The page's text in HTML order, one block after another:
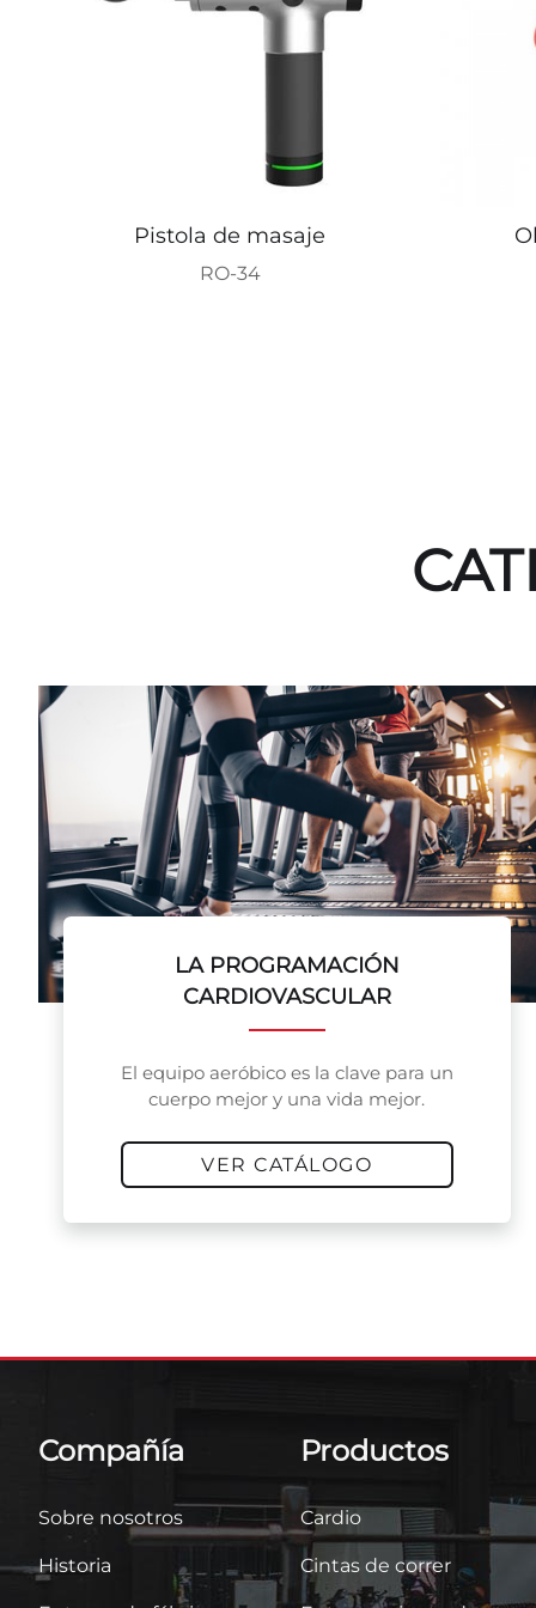
Pistola de masaje
RO-34
LA PROGRAMACIÓN
CARDIOVASCULAR
El equipo aeróbico es la clave para un
cuerpo mejor y una vida mejor.
VER CATÁLOGO
Compañía
Sobre nosotros
Historia
Productos
Cardio
Cintas de correr